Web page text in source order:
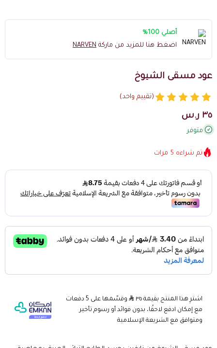
أصلي 100%
اضغط هنا للمزيد من ماركة NARVEN
عود مسقى الشيوخ
(تقييم واحد)
٣٥ ر.س
متوفر
تم شراءه 5 مرات
اشترِ هذا المنتج بقيمة ٣٥
وقسّمها على 5 دفعات
مع إمكان ادفع لاحقًا، بدون فوائد أو رسوم تأخير
ومتوافق مع الشريعة الإسلامية